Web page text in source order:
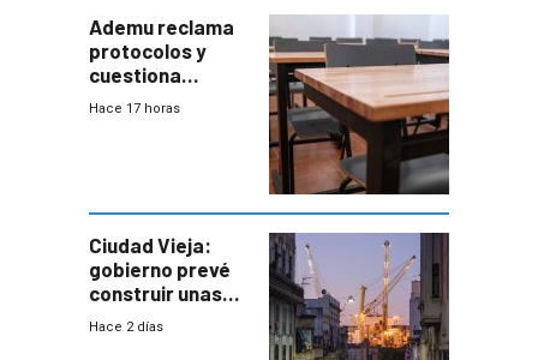
Ademu reclama
protocolos y
cuestiona
demora de
Hace 17 horas
Ciudad Vieja:
gobierno prevé
construir unas
mil viviendas en
Hace 2 días